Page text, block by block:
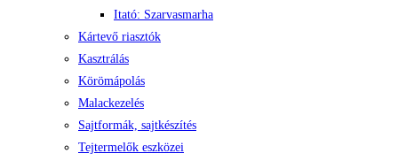
Itató: Szarvasmarha
Kártevő riasztók
Kasztrálás
Körömápolás
Malackezelés
Sajtformák, sajtkészítés
Tejtermelők eszközei